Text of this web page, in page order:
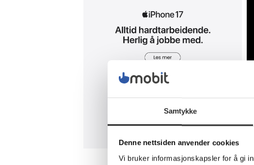
Samtykke
Denne nettsiden anvender cookies
Vi bruker informasjonskapsler for å gi